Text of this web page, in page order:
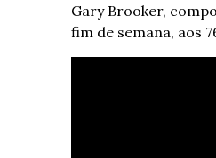
Gary Brooker,
fim de semana, aos